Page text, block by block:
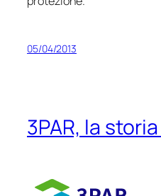
05/04/2013
3PAR, la